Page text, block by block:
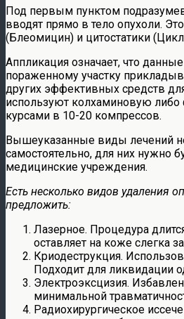
Под первым пунктом
вводят прямо в тело опухоли.
(Блеомицин) и цитостатики
Аппликация означает, что
пораженному участку
других эффективных средств
используют колхаминовую
курсами в 10-20 компрессов.
Вышеуказанные виды лечений
самостоятельно, для них нужно
медицинские учреждения.
Есть несколько видов удаления
предложить:
Лазерное. Процедура
оставляет на коже слегка
Криодеструкция.
Подходит для ликвидации
Электроэксцизия.
минимальной
Радиохирургическое